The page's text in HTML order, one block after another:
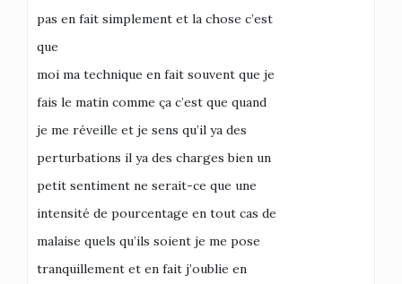
pas en fait simplement et la chose c’est
que
moi ma technique en fait souvent que je
fais le matin comme ça c’est que quand
je me réveille et je sens qu’il ya des
perturbations il ya des charges bien un
petit sentiment ne serait-ce que une
intensité de pourcentage en tout cas de
malaise quels qu’ils soient je me pose
tranquillement et en fait j’oublie en